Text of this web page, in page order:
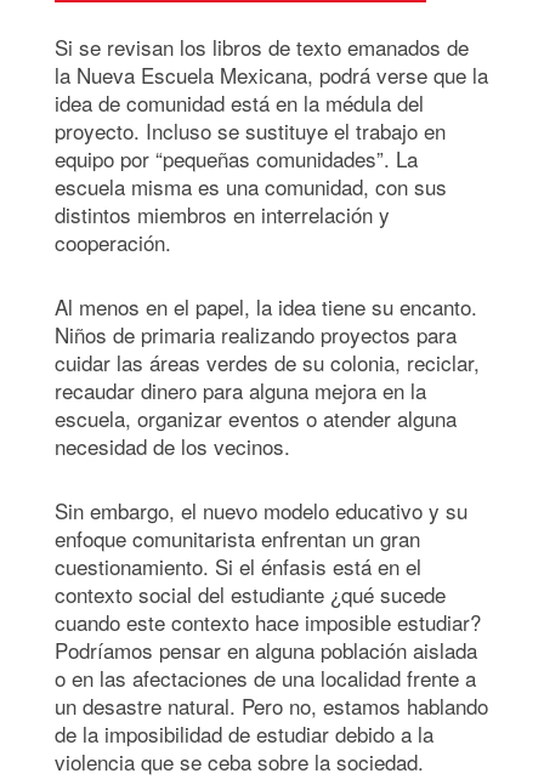
Si se revisan los libros de texto emanados de
la Nueva Escuela Mexicana, podrá verse que la
idea de comunidad está en la médula del
proyecto. Incluso se sustituye el trabajo en
equipo por “pequeñas comunidades”. La
escuela misma es una comunidad, con sus
distintos miembros en interrelación y
cooperación.
Al menos en el papel, la idea tiene su encanto.
Niños de primaria realizando proyectos para
cuidar las áreas verdes de su colonia, reciclar,
recaudar dinero para alguna mejora en la
escuela, organizar eventos o atender alguna
necesidad de los vecinos.
Sin embargo, el nuevo modelo educativo y su
enfoque comunitarista enfrentan un gran
cuestionamiento. Si el énfasis está en el
contexto social del estudiante ¿qué sucede
cuando este contexto hace imposible estudiar?
Podríamos pensar en alguna población aislada
o en las afectaciones de una localidad frente a
un desastre natural. Pero no, estamos hablando
de la imposibilidad de estudiar debido a la
violencia que se ceba sobre la sociedad.